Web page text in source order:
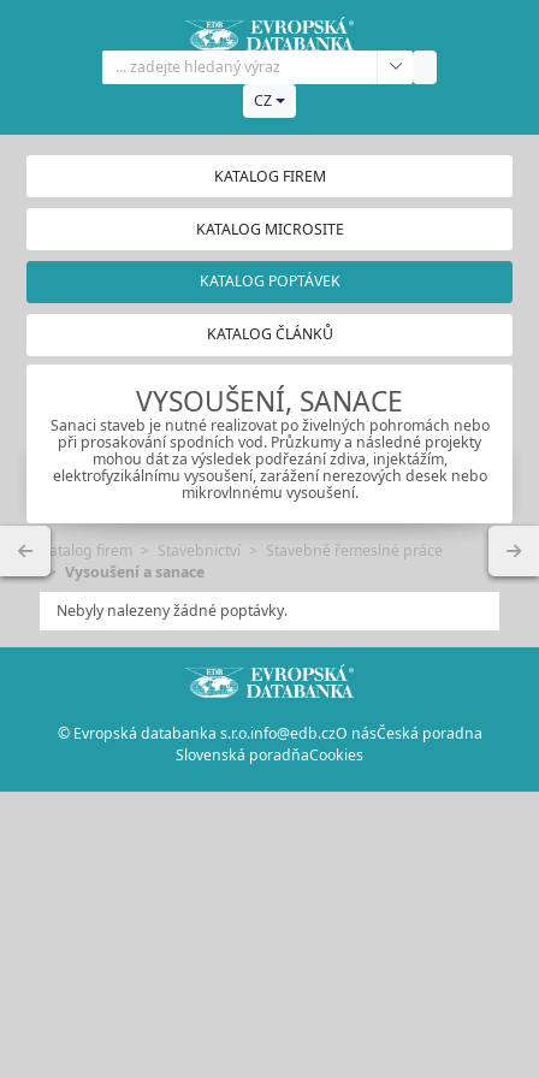
CZ
KATALOG FIREM
KATALOG MICROSITE
KATALOG POPTÁVEK
KATALOG ČLÁNKŮ
VYSOUŠENÍ, SANACE
Sanaci staveb je nutné realizovat po živelných pohromách nebo
při prosakování spodních vod. Průzkumy a následné projekty
mohou dát za výsledek podřezání zdiva, injektážím,
elektrofyzikálnímu vysoušení, zarážení nerezových desek nebo
mikrovlnnému vysoušení.
Katalog firem Stavebnictví
Stavebně řemeslné práce
Vysoušení a sanace
Nebyly nalezeny žádné poptávky.
© Evropská databanka s.r.o.info@edb.czO násČeská poradna
Slovenská poradňaCookies